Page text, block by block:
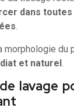
dans toutes
.
morphologie du
et naturel
lavage